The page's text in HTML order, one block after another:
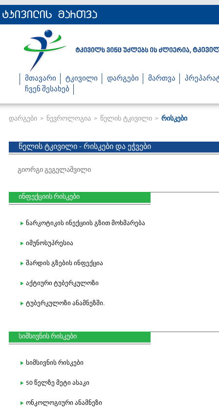
მთავარი ტკივილი დარგები მართვა
ჩვენ შესახებ
დარგები > ნევროლოგია > წელის ტკივილი > რისკები
წელის ტკივილი - რისკები და ეჭვები
გიორგი გეგელაშვილი
ინფექციის რისკები
ნარკოტიკის ინექციის გზით მოხმარება
იმუნოსუპრესია
შარდის გზების ინფექცია
აქტიური ტუბერკულოზი
ტუბერკულოზი ანამნეზში.
სიმსივნის რისკები
სიმსივნის რისკები
50 წელზე მეტი ასაკი
ონკოლოგიური ანამნეზი